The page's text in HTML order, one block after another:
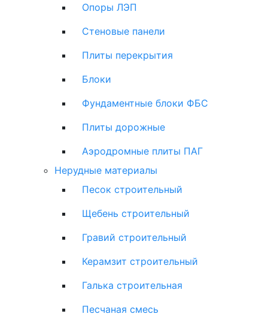
Опоры ЛЭП
Стеновые панели
Плиты перекрытия
Блоки
Фундаментные блоки ФБС
Плиты дорожные
Аэродромные плиты ПАГ
Нерудные материалы
Песок строительный
Щебень строительный
Гравий строительный
Керамзит строительный
Галька строительная
Песчаная смесь